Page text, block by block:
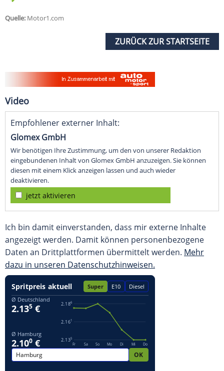
Quelle: Motor1.com
ZURÜCK ZUR STARTSEITE
Video
Empfohlener externer Inhalt:
Glomex GmbH
Wir benötigen Ihre Zustimmung, um den von unserer Redaktion
eingebundenen Inhalt von Glomex GmbH anzuzeigen. Sie können
diesen mit einem Klick anzeigen lassen und auch wieder
deaktivieren.
jetzt aktivieren
Ich bin damit einverstanden, dass mir externe Inhalte
angezeigt werden. Damit können personenbezogene
Daten an Drittplattformen übermittelt werden. Mehr
dazu in unseren Datenschutzhinweisen.